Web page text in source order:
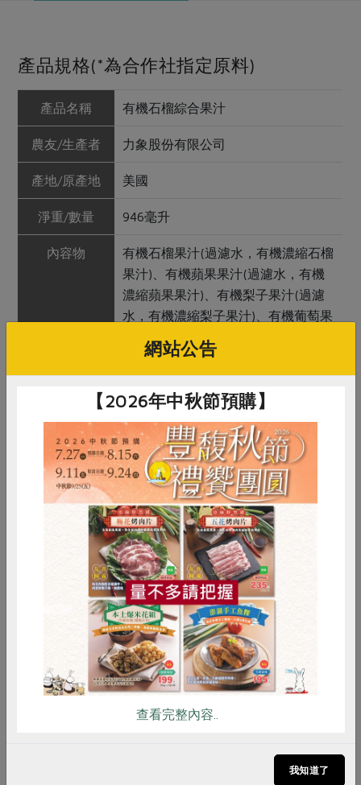
產品規格(*為合作社指定原料)
產品名稱 有機石榴綜合果汁
農友/生產者 力象股份有限公司
產地/原產地 美國
淨重/數量 946毫升
內容物
有機石榴果汁(過濾水，有機濃縮石榴
果汁)、有機蘋果果汁(過濾水，有機
濃縮蘋果果汁)、有機梨子果汁(過濾
水，有機濃縮梨子果汁)、有機葡萄果
汁(過濾水，有機濃縮葡萄果汁)、有
機酸櫻桃果汁(過濾水，有機濃縮酸櫻
桃果汁)
請放置陰涼乾燥處，避免陽光直射，
未開封可保存2年。飲用前請搖勻開
封後請冷藏，並儘速飲用完畢。
產品說明
嚴選石榴、蘋果、梨子、葡萄與酸櫻
桃等水果，無添加糖與防腐劑。風味
自然清新、酸甜平衡，全素者也可飲
用。
調理方式
即開即飲，冰涼後飲用更佳。亦可依
個人喜好，與果汁、氣泡水品混合稀
釋飲用，創造多樣口感。
備註/
其他標示
有機農糧入字第：AGGR-113-1102-
002號
驗證機構：Quality Assurance
RPET 食譜 減硝酸鹽
雞蛋 食安 共同購買
網站公告
【2026年中秋節預購】
查看完整內容..
我知道了